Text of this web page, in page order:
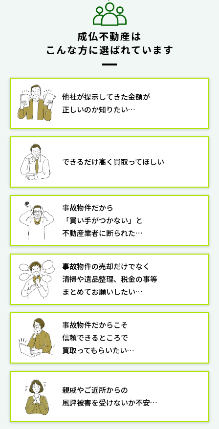
成仏不動産は
こんな方に選ばれています
他社が提示してきた金額が
正しいのか知りたい…
できるだけ高く買取ってほしい
事故物件だから
「買い手がつかない」と
不動産業者に断られた…
事故物件の売却だけでなく
清掃や遺品整理、税金の事等
まとめてお願いしたい…
事故物件だからこそ
信頼できるところで
買取ってもらいたい…
親戚やご近所からの
風評被害を受けないか不安…